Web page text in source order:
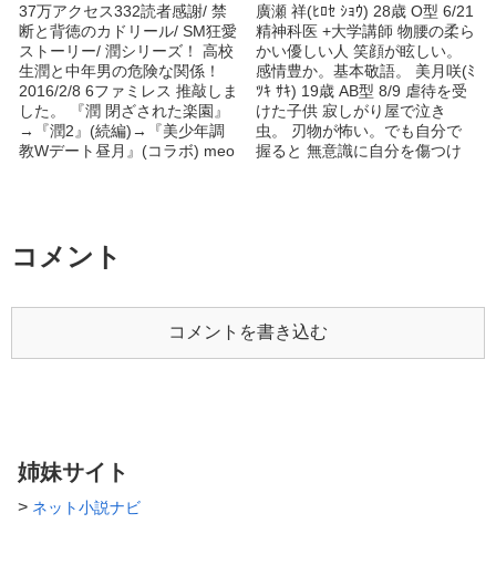
37万アクセス332読者感謝/ 禁
断と背徳のカドリール/ SM狂愛
ストーリー/ 潤シリーズ！ 高校
生潤と中年男の危険な関係！
2016/2/8 6ファミレス 推敲しま
した。 『潤 閉ざされた楽園』
→『潤2』(続編)→『美少年調
教Wデート昼月』(コラボ) meo
た楽園』本編
http://www.alphapolis.co.jp/cont
http://blove.jp/novel/40664 本編
@tkmd610prmg/ 桐生と碧 meo
作者リリーブルー
廣瀬 祥(ﾋﾛｾ ｼｮｳ) 28歳 O型 6/21
精神科医 +大学講師 物腰の柔ら
かい優しい人 笑顔が眩しい。
感情豊か。基本敬語。 美月咲(ﾐ
ﾂｷ ｻｷ) 19歳 AB型 8/9 虐待を受
けた子供 寂しがり屋で泣き
虫。 刃物が怖い。でも自分で
握ると 無意識に自分を傷つけ
らしませんか」 と言われ、同
居を始める二人の話。 自己満
コメント
コメントを書き込む
姉妹サイト
> ネット小説ナビ